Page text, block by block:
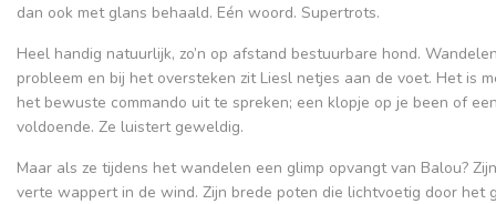
dan ook met glans behaald. Eén woord. Supertrots.
Heel handig natuurlijk, zo’n op afstand bestuurbare hond.
probleem en bij het oversteken zit Liesl netjes aan de voet. Het is
het bewuste commando uit te spreken; een klopje op je been of
voldoende. Ze luistert geweldig.
Maar als ze tijdens het wandelen een glimp opvangt van Balou?
verte wappert in de wind. Zijn brede poten die lichtvoetig door het